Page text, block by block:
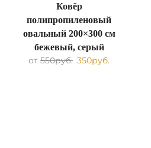
Ковёр
полипропиленовый
овальный 200×300 см
бежевый, серый
от550руб. 350руб.